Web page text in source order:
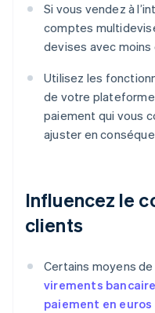
Si vous vendez à
comptes
devises avec
Utilisez les
de votre
paiement qui vous
ajuster en
Influencez le
clients
Certains moyens
virements
paiement en euros